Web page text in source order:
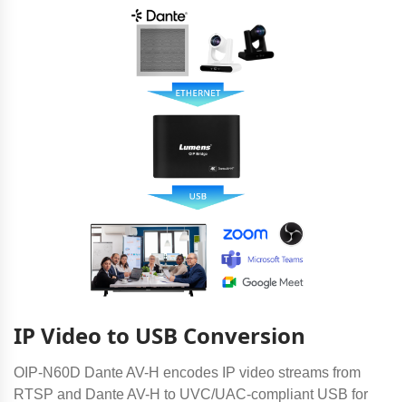
IP Video to USB Conversion
OIP-N60D Dante AV-H encodes IP video streams from
RTSP and Dante AV-H to UVC/UAC-compliant USB for